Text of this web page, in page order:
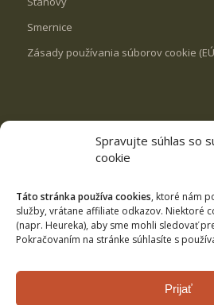
Spravujte súhlas so
cookie
Táto stránka používa cookies, ktoré nám
služby, vrátane affiliate odkazov. Niektoré
(napr. Heureka), aby sme mohli sledovať
Pokračovaním na stránke súhlasíte s
Prijať
Smernice
Zásady používania súborov cookie
Rybník Svrčinovec
Rybník Čierne
Kysuca č.3
Revíry pstruhové